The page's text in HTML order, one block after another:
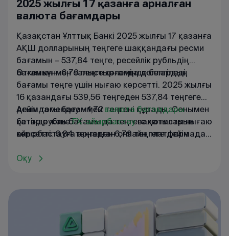
2025 жылғы 17 қазанға арналған
валюта бағамдары
Қазақстан Ұлттық Банкі 2025 жылғы 17 қазанға
АҚШ долларының теңгеге шаққандағы ресми
бағамын – 537,84 теңге, ресейлік рубльдің
бағамын – 6,79 теңге көлемінде белгіледі.
Өткен күнмен салыстырғанда доллардың
бағамы теңге үшін нығаю көрсетті. 2025 жылғы
16 қазандағы 539,56 теңгеден 537,84 теңгеге
дейін төмендеу – 1,72 теңгені құрады. Сонымен
қатар рубль бағамы да теңгеге қатысты нығаю
көрсетті: 6,84 теңгеден 6,79 теңгеге дейін
Ағымдағыбағамменвалюта бағамдары
бетіндежәнеFX-айырбастау валюталарын
айырбастауғаарналғанонлайн платформада
Оқу